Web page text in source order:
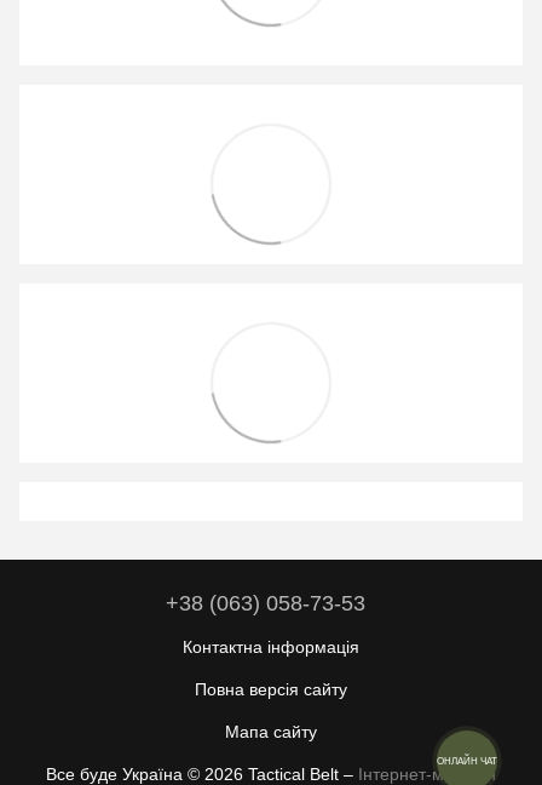
+38 (063) 058-73-53
Контактна інформація
Повна версія сайту
Мапа сайту
Все буде Україна © 2026 Tactical Belt – Інтернет-магазин
ОНЛАЙН ЧАТ